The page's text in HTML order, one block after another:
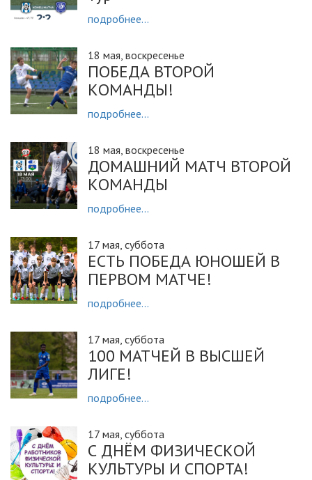
подробнее...
18 мая, воскресенье
ПОБЕДА ВТОРОЙ
КОМАНДЫ!
подробнее...
18 мая, воскресенье
ДОМАШНИЙ МАТЧ ВТОРОЙ
КОМАНДЫ
подробнее...
17 мая, суббота
ЕСТЬ ПОБЕДА ЮНОШЕЙ В
ПЕРВОМ МАТЧЕ!
подробнее...
17 мая, суббота
100 МАТЧЕЙ В ВЫСШЕЙ
ЛИГЕ!
подробнее...
17 мая, суббота
С ДНЁМ ФИЗИЧЕСКОЙ
КУЛЬТУРЫ И СПОРТА!